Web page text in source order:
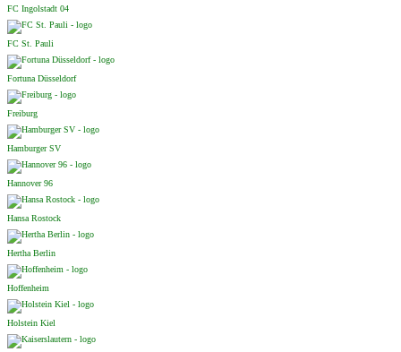
FC Ingolstadt 04
FC St. Pauli
Fortuna Düsseldorf
Freiburg
Hamburger SV
Hannover 96
Hansa Rostock
Hertha Berlin
Hoffenheim
Holstein Kiel